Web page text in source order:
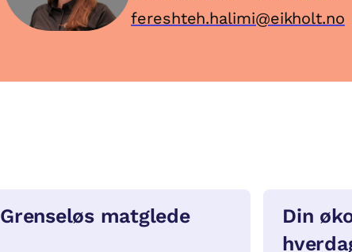
fereshteh.halimi@eikholt.no
Grenseløs matglede
Din